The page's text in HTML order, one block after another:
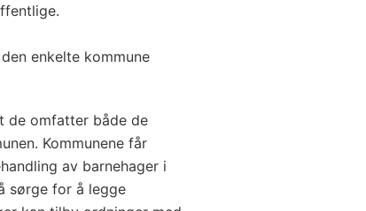
enkelte kommune
de omfatter både de
Kommunene får
av barnehager i
sørge for å legge